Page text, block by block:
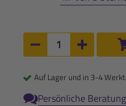
Anzahl:
Anzahl um 1Anzahl
Auf Lager und in 3-4
Persönliche Beratung